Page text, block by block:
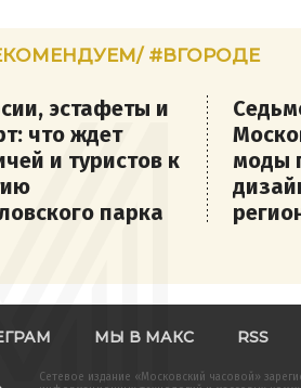
#ВГОРОДЕ
эстафеты и
что ждет
и туристов к
парка
моды
МЫ В МАКС RSS
Сетевое издание «Московский часовой»